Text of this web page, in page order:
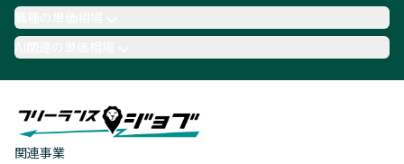
職種の単価相場
AI関連の単価相場
関連事業